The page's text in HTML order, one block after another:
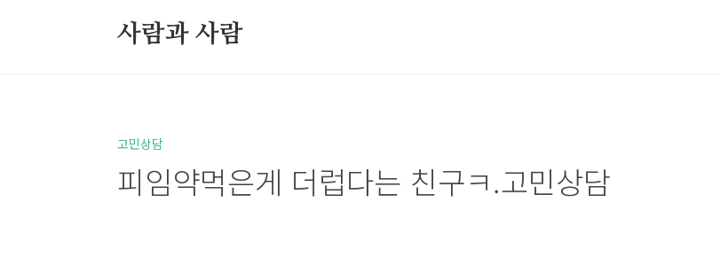
사람과 사람
고민상담
피임약먹은게 더럽다는 친구ㅋ.고민상담